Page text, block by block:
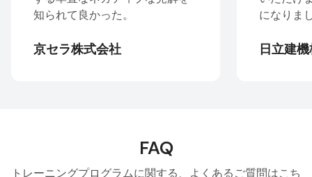
知られて良かった。
京セラ株式会社
になりまし
日立建機
FAQ
トレーニングプログラムに関する、よくあるご質問はこち